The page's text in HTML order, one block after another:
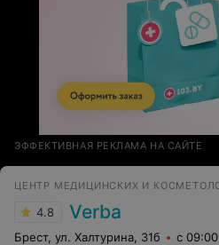
ЭФФЕКТИВНАЯ РЕКЛАМА НА САЙТЕ
4.8 Verba
Брест, ул. Халтурина, 31б с 09:00